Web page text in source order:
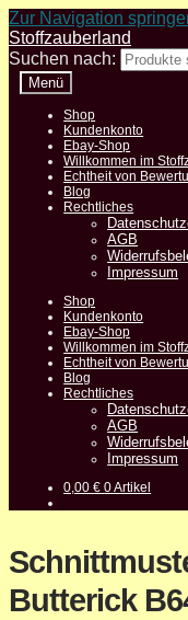
Zur Navigation
Stoffzauberland
Suchen nach:
Menü
Shop
Kundenkonto
Ebay-Shop
Willkommen im
Echtheit von
Blog
Rechtliches
AGB
Impressum
Shop
Kundenkonto
Ebay-Shop
Willkommen im
Echtheit von
Blog
Rechtliches
AGB
Impressum
0,00€ 0 Artikel
Butterick